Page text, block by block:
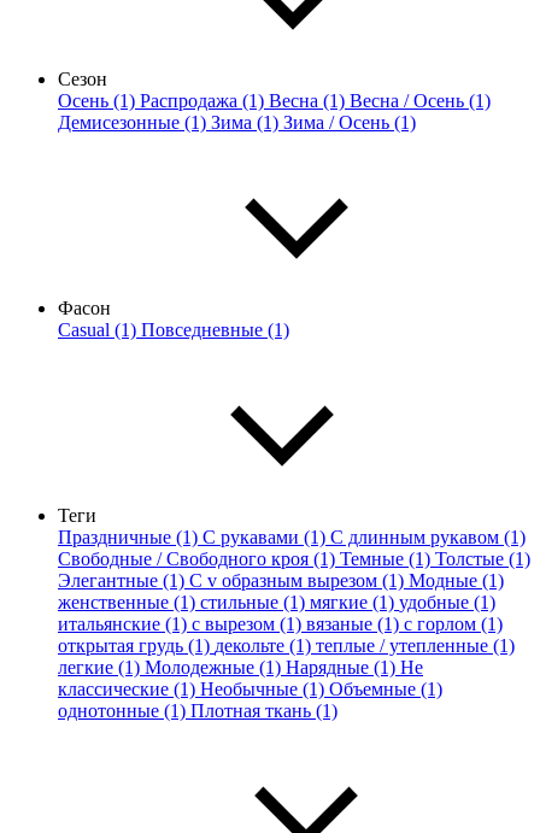
Сезон
Осень (1) Распродажа (1) Весна (1) Весна / Осень (1)
Демисезонные (1) Зима (1) Зима / Осень (1)
Фасон
Casual (1) Повседневные (1)
Теги
Праздничные (1) С рукавами (1) С длинным рукавом (1)
Свободные / Свободного кроя (1) Темные (1) Толстые (1)
Элегантные (1) С v образным вырезом (1) Модные (1)
женственные (1) стильные (1) мягкие (1) удобные (1)
итальянские (1) с вырезом (1) вязаные (1) с горлом (1)
открытая грудь (1) декольте (1) теплые / утепленные (1)
легкие (1) Молодежные (1) Нарядные (1) Не
классические (1) Необычные (1) Объемные (1)
однотонные (1) Плотная ткань (1)